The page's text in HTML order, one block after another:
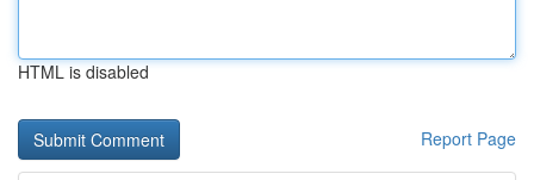
HTML is disabled
Report Page